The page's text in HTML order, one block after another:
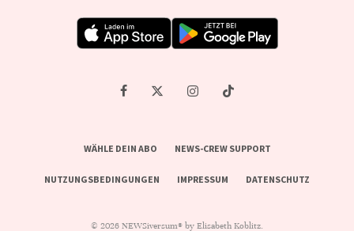
WÄHLE DEIN ABO NEWS-CREW SUPPORT
NUTZUNGSBEDINGUNGEN IMPRESSUM DATENSCHUTZ
© 2026 NEWSiversum® by Elisabeth Koblitz.